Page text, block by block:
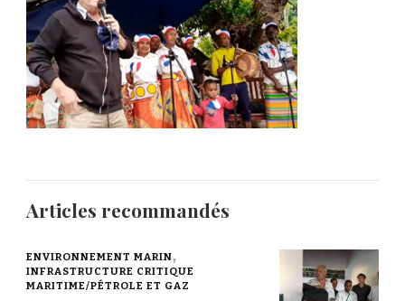
Articles recommandés
ENVIRONNEMENT MARIN
INFRASTRUCTURE CRITIQUE
MARITIME/PÉTROLE ET GAZ